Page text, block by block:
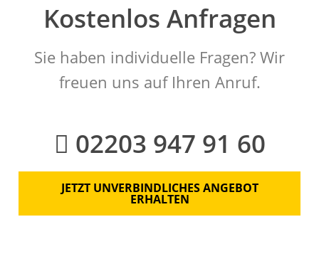
Kostenlos Anfragen
Sie haben individuelle Fragen? Wir
freuen uns auf Ihren Anruf.
02203 947 91 60
JETZT UNVERBINDLICHES ANGEBOT
ERHALTEN